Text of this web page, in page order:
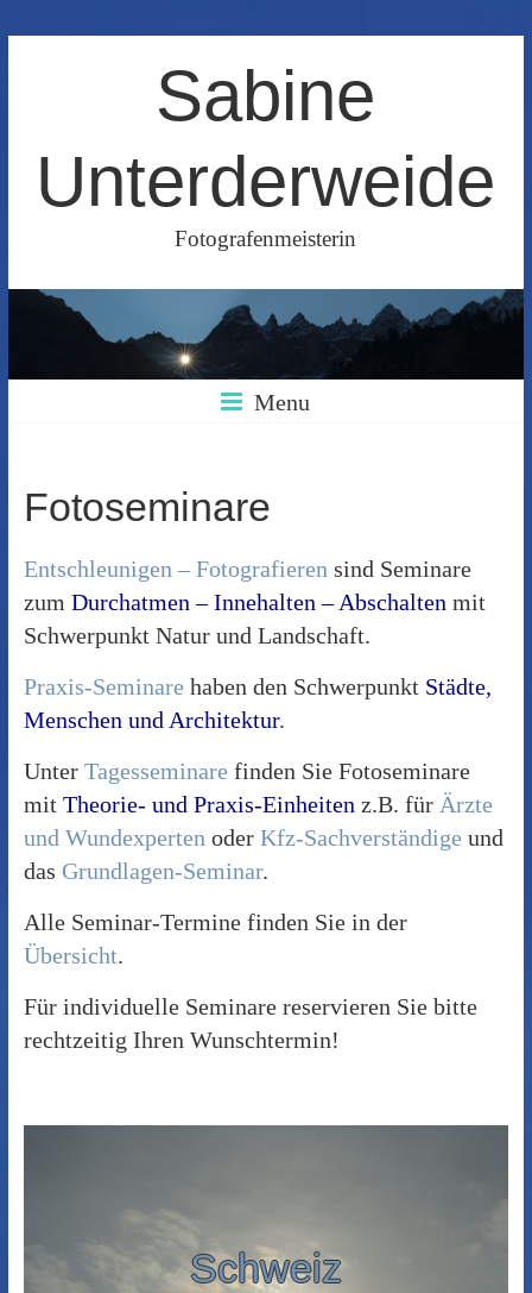
Sabine
Unterderweide
Fotografenmeisterin
Menu
Fotoseminare
Entschleunigen – Fotografieren sind Seminare
zum Durchatmen – Innehalten – Abschalten mit
Schwerpunkt Natur und Landschaft.
Praxis-Seminare haben den Schwerpunkt Städte,
Menschen und Architektur.
Unter Tagesseminare finden Sie Fotoseminare
mit Theorie- und Praxis-Einheiten z.B. für Ärzte
und Wundexperten oder Kfz-Sachverständige und
das Grundlagen-Seminar.
Alle Seminar-Termine finden Sie in der
Übersicht.
Für individuelle Seminare reservieren Sie bitte
rechtzeitig Ihren Wunschtermin!
Schweiz